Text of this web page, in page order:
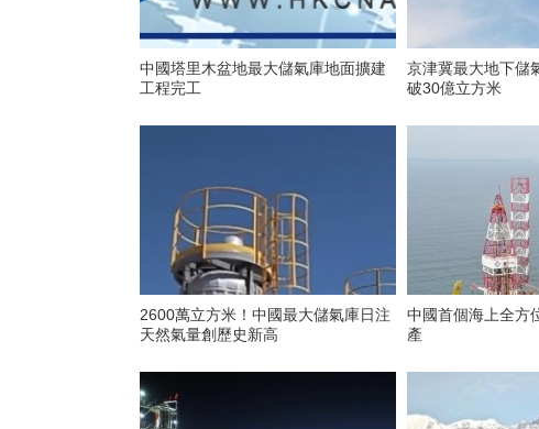
中國塔里木盆地最大儲氣庫地面擴建
工程完工
京津冀最大地下儲
破30億立方米
2600萬立方米！中國最大儲氣庫日注
天然氣量創歷史新高
中國首個海上全方
產